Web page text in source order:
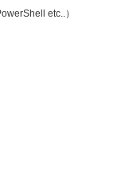
etc..）